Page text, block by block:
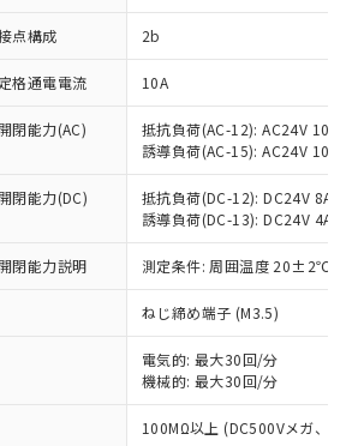
点構成 2b
定格通電電流 10A
閉能力(AC)
抵抗負荷(AC-12): AC24V 10A/
誘導負荷(AC-15): AC24V
閉能力(DC)
抵抗負荷(DC-12): DC24V 8A/
誘導負荷(DC-13): DC24V 4A/
閉能力説明 測定条件: 周囲温度 20±2℃、
ねじ締め端子 (M3.5)
電気的: 最大30回/分
機械的: 最大30回/分
100MΩ以上 (DC500Vメガ、点
件
をお読みいただき、同意のうえ
い。
当社在庫状況および標準価格
を提供させていただくもので
御機器事業取扱商品の中には、
ビスの対象外となる商品もある
ご了承ください。
況および標準価格照会結果は、
ている更新日時点での社内デー
づき作成されるものであり、閲
た時点での実際の在庫および標
EU RoHS指令（10物質）の非含
製品に切り替える予定のある
：EU RoHS指令（10物質）の
対応の商品で、対応品を出す予
中：EU RoHS指令（10物質）の
応状況を調査中または確認中の
ライセンス料など無形物で、有
関係のない商品です。
事情により、非含有部品として
含有品と判明した場合などや
することがあります。
以下、
表
均質材料含有率が中国RoHSの
あることを示します。
均質材料含有率が中国RoHSの
ていることを示します。
確認です。当社販売部門へお問
さい。
質の基準値 (GB/T26572)：
、 Hg(水銀) : 1000ppm、 Cd(カドミウ
、これら貴社製品のうち、外国
よび外国貿易法に定める商品
｢規制貨物等」という）を輸出
国外への提供する場合は、日本
の輸出許可(または役務取引許